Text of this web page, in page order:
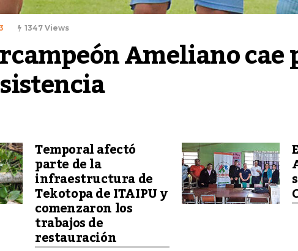
1347 Views
Ameliano cae
Temporal afectó
parte de la
infraestructura de
Tekotopa de ITAIPU y
comenzaron los
trabajos de
restauración